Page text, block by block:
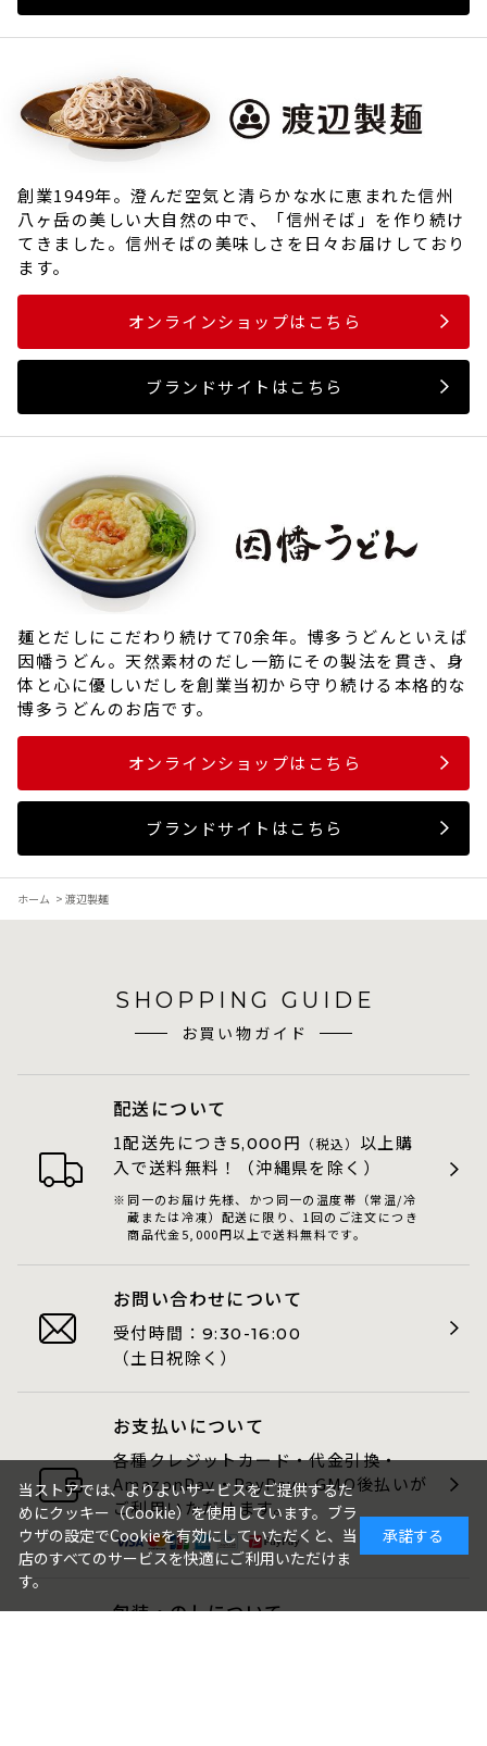
創業1949年。澄んだ空気と清らかな水に恵まれた信州
八ヶ岳の美しい大自然の中で、「信州そば」を作り続け
てきました。信州そばの美味しさを日々お届けしており
ます。
オンラインショップはこちら
ブランドサイトはこちら
麺とだしにこだわり続けて70余年。博多うどんといえば
因幡うどん。天然素材のだし一筋にその製法を貫き、身
体と心に優しいだしを創業当初から守り続ける本格的な
博多うどんのお店です。
オンラインショップはこちら
ブランドサイトはこちら
ホーム > 渡辺製麺
SHOPPING GUIDE
お買い物ガイド
配送について
1配送先につき 5,000 円 （税込） 以上購
入で送料無料！（沖縄県を除く）
同一のお届け先様、かつ同一の温度帯（常温/冷
蔵または冷凍）配送に限り、1回のご注文につき
商品代金5,000円以上で送料無料です。
お問い合わせについて
受付時間： 9:30-16:00
（土日祝除く）
お支払いについて
各種クレジットカード・代金引換・
AmazonPay・PayPay・GMO後払いが
ご利用いただけます。
包装・のしについて
当ストアでは、よりよいサービスをご提供するた
めにクッキー（Cookie）を使用しています。ブラ
ウザの設定でCookieを有効にしていただくと、当
店のすべてのサービスを快適にご利用いただけま
す。
承諾する